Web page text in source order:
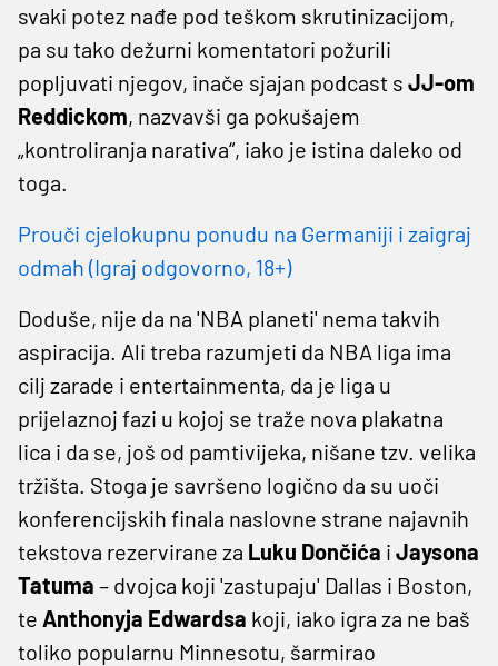
svaki potez nađe pod teškom skrutinizacijom,
pa su tako dežurni komentatori požurili
popljuvati njegov, inače sjajan podcast s JJ-om
Reddickom, nazvavši ga pokušajem
„kontroliranja narativa“, iako je istina daleko od
toga.
Prouči cjelokupnu ponudu na Germaniji i zaigraj
odmah (Igraj odgovorno, 18+)
Doduše, nije da na 'NBA planeti' nema takvih
aspiracija. Ali treba razumjeti da NBA liga ima
cilj zarade i entertainmenta, da je liga u
prijelaznoj fazi u kojoj se traže nova plakatna
lica i da se, još od pamtivijeka, nišane tzv. velika
tržišta. Stoga je savršeno logično da su uoči
konferencijskih finala naslovne strane najavnih
tekstova rezervirane za Luku Dončića i Jaysona
Tatuma – dvojca koji 'zastupaju' Dallas i Boston,
te Anthonyja Edwardsa koji, iako igra za ne baš
toliko popularnu Minnesotu, šarmirao